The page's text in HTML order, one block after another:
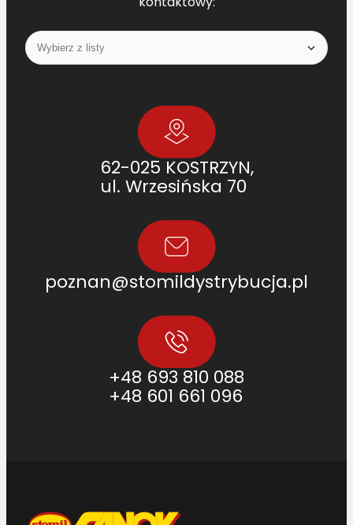
62-025 KOSTRZYN,
ul. Wrzesińska 70
poznan@stomildystrybucja.pl
+48 693 810 088
+48 601 661 096